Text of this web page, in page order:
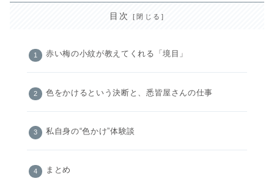
目次
赤い梅の小紋が教えてくれる「境目」
色をかけるという決断と、悉皆屋さんの仕事
私自身の“色かけ”体験談
まとめ